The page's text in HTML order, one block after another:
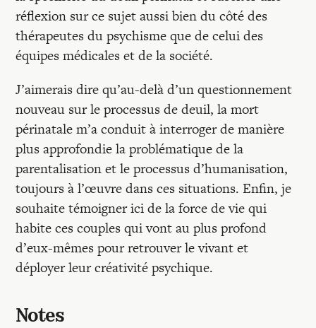
réflexion sur ce sujet aussi bien du côté des
thérapeutes du psychisme que de celui des
équipes médicales et de la société.
J’aimerais dire qu’au-delà d’un questionnement
nouveau sur le processus de deuil, la mort
périnatale m’a conduit à interroger de manière
plus approfondie la problématique de la
parentalisation et le processus d’humanisation,
toujours à l’œuvre dans ces situations. Enfin, je
souhaite témoigner ici de la force de vie qui
habite ces couples qui vont au plus profond
d’eux-mêmes pour retrouver le vivant et
déployer leur créativité psychique.
Notes